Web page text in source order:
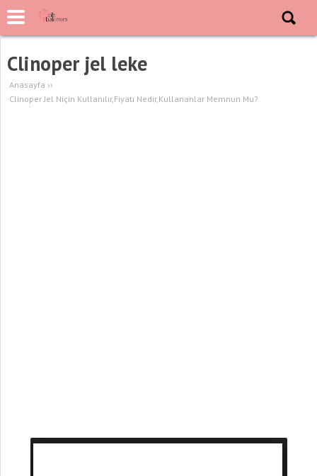
Clinoper jel leke
Anasayfa ››
Clinoper Jel Niçin Kullanılır,Fiyatı Nedir,Kullananlar Memnun Mu?